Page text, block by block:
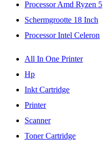
Processor Amd Ryzen 5
Schermgrootte 18 Inch
Processor Intel Celeron
All In One Printer
Hp
Inkt Cartridge
Printer
Scanner
Toner Cartridge